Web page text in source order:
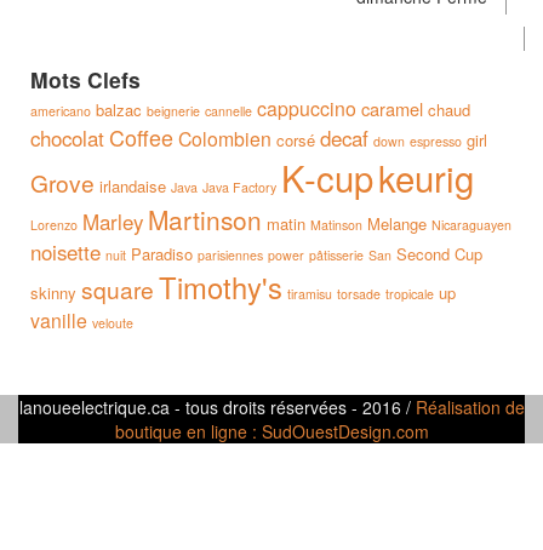
Mots Clefs
americano balzac beignerie cannelle cappuccino caramel chaud
chocolat Coffee Colombien corsé decaf down espresso girl
Grove irlandaise Java Java Factory K-cupkeurig
Lorenzo Marley Martinson matin Matinson Melange Nicaraguayen
noisette nuit Paradiso parisiennes power pâtisserie San Second Cup
skinny squareTimothy's tiramisu torsade tropicale up
vanille veloute
lanoueelectrique.ca - tous droits réservées - 2016 / Réalisation de
boutique en ligne : SudOuestDesign.com